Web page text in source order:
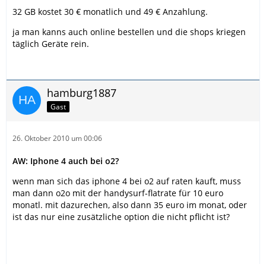
32 GB kostet 30 € monatlich und 49 € Anzahlung.
ja man kanns auch online bestellen und die shops kriegen
täglich Geräte rein.
hamburg1887
Gast
26. Oktober 2010 um 00:06
AW: Iphone 4 auch bei o2?
wenn man sich das iphone 4 bei o2 auf raten kauft, muss
man dann o2o mit der handysurf-flatrate für 10 euro
monatl. mit dazurechen, also dann 35 euro im monat, oder
ist das nur eine zusätzliche option die nicht pflicht ist?